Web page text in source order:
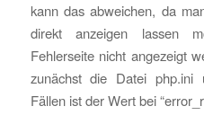
kann das abweichen, da
direkt anzeigen lassen
Fehlerseite nicht angezeigt
zunächst die Datei php.ini
Fällen ist der Wert bei